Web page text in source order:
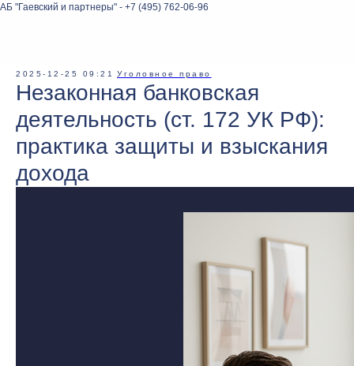
АБ "Гаевский и партнеры" - +7 (495) 762-06-96
2025-12-25 09:21 Уголовное право
Незаконная банковская
деятельность (ст. 172 УК РФ):
практика защиты и взыскания
дохода